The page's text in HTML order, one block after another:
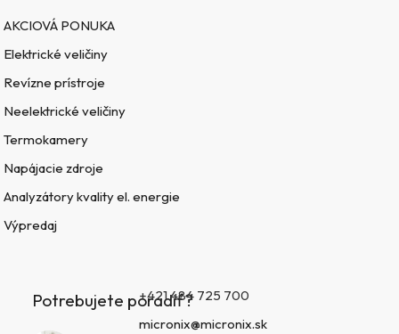
AKCIOVÁ PONUKA
Elektrické veličiny
Revízne prístroje
Neelektrické veličiny
Termokamery
Napájacie zdroje
Analyzátory kvality el. energie
Výpredaj
Potrebujete poradiť?+421 484 725 700
micronix@micronix.sk